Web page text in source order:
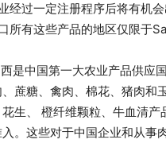
经过一定注册程序后将有机
有这些产品的地区仅限于
是中国第一大农业产品供应
蔗糖、禽肉、棉花、猪肉
生、 橙纤维颗粒、牛血清
。这些对于中国企业和从事